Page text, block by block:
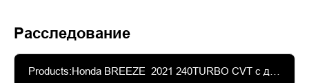
Расследование